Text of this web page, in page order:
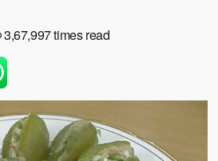
3,67,997 times read